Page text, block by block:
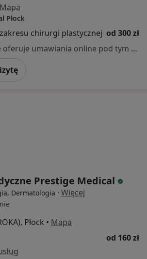
Mapa
Płock
chirurgi plastycznej od 300 zł
Specjalista nie oferuje umawiania online pod tym adresem.
Prestige Medical
Dermatologia · Więcej
Płock • Mapa
od 160 zł